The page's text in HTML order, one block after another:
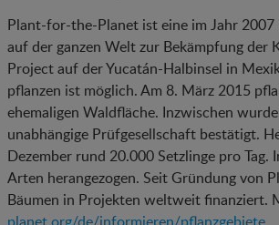
Plant-for-the-Planet ist eine im Jahr
auf der ganzen Welt zur Bekämpfung der
Project auf der Yucatán-Halbinsel in
pflanzen ist möglich. Am 8. März 2015
ehemaligen Waldfläche. Inzwischen
unabhängige Prüfgesellschaft bestätigt.
Dezember rund 20.000 Setzlinge pro
Arten herangezogen. Seit Gründung von
Bäumen in Projekten weltweit finanziert.